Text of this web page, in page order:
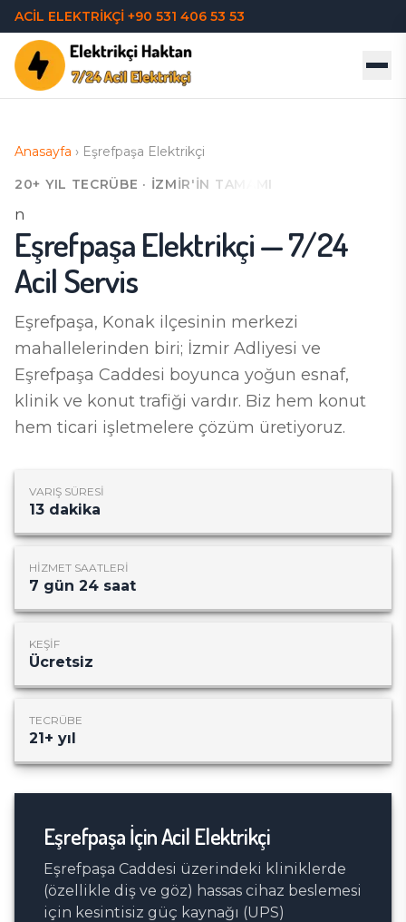
ACİL ELEKTRİKÇİ +90 531 406 53 53
Anasayfa › Eşrefpaşa Elektrikçi
20+ YIL TECRÜBE · İZMIR'IN TAMAMI
n
EşrefpaşaElektrikçi — 7/24
Acil Servis
Eşrefpaşa, Konak ilçesinin merkezi
mahallelerinden biri; İzmir Adliyesi ve
Eşrefpaşa Caddesi boyunca yoğun esnaf,
klinik ve konut trafiği vardır. Biz hem konut
hem ticari işletmelere çözüm üretiyoruz.
VARIŞ SÜRESI
13 dakika
HIZMET SAATLERI
7 gün 24 saat
KEŞIF
Ücretsiz
TECRÜBE
21+ yıl
Eşrefpaşaİçin Acil Elektrikçi
Eşrefpaşa Caddesi üzerindeki kliniklerde
(özellikle diş ve göz) hassas cihaz beslemesi
için kesintisiz güç kaynağı (UPS)